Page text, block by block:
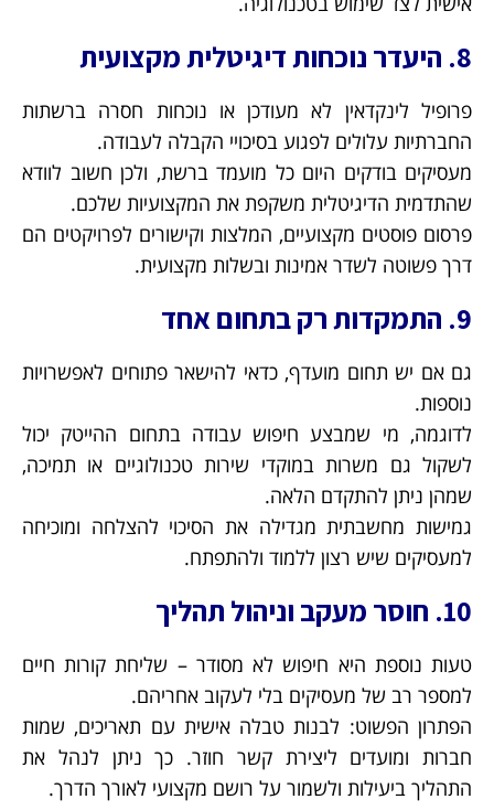
8. היעדר נוכחות דיגיטלית מקצועית
פרופיל לינקדאין לא מעודכן או נוכחות חסרה ברשתות
החברתיות עלולים לפגוע בסיכויי הקבלה לעבודה.
מעסיקים בודקים היום כל מועמד ברשת, ולכן חשוב לוודא
שהתדמית הדיגיטלית משקפת את המקצועיות שלכם.
פרסום פוסטים מקצועיים, המלצות וקישורים לפרויקטים הם
דרך פשוטה לשדר אמינות ובשלות מקצועית.
9. התמקדות רק בתחום אחד
גם אם יש תחום מועדף, כדאי להישאר פתוחים לאפשרויות
נוספות.
לדוגמה, מי שמבצע חיפוש עבודה בתחום ההייטק יכול
לשקול גם משרות במוקדי שירות טכנולוגיים או תמיכה,
שמהן ניתן להתקדם הלאה.
גמישות מחשבתית מגדילה את הסיכוי להצלחה ומוכיחה
למעסיקים שיש רצון ללמוד ולהתפתח.
10. חוסר מעקב וניהול תהליך
טעות נוספת היא חיפוש לא מסודר – שליחת קורות חיים
למספר רב של מעסיקים בלי לעקוב אחריהם.
הפתרון הפשוט: לבנות טבלה אישית עם תאריכים, שמות
חברות ומועדים ליצירת קשר חוזר. כך ניתן לנהל את
התהליך ביעילות ולשמור על רושם מקצועי לאורך הדרך.